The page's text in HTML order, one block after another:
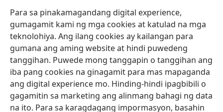
Para sa pinakamagandang digital experience,
gumagamit kami ng mga cookies at katulad na mga
teknolohiya. Ang ilang cookies ay kailangan para
gumana ang aming website at hindi puwedeng
tanggihan. Puwede mong tanggapin o tanggihan ang
iba pang cookies na ginagamit para mas mapaganda
ang digital experience mo. Hinding-hindi ipagbibili o
gagamitin sa marketing ang alinmang bahagi ng data
na ito. Para sa karagdagang impormasyon, basahin
(may
na
bagong
window)
Watchtower ONLINE LIBRARY™
(may
bubukas
na
bagong
window)
JW Hub ®
(may
bubukas
bagong
window)
JW Library ®
Watchtower Library®